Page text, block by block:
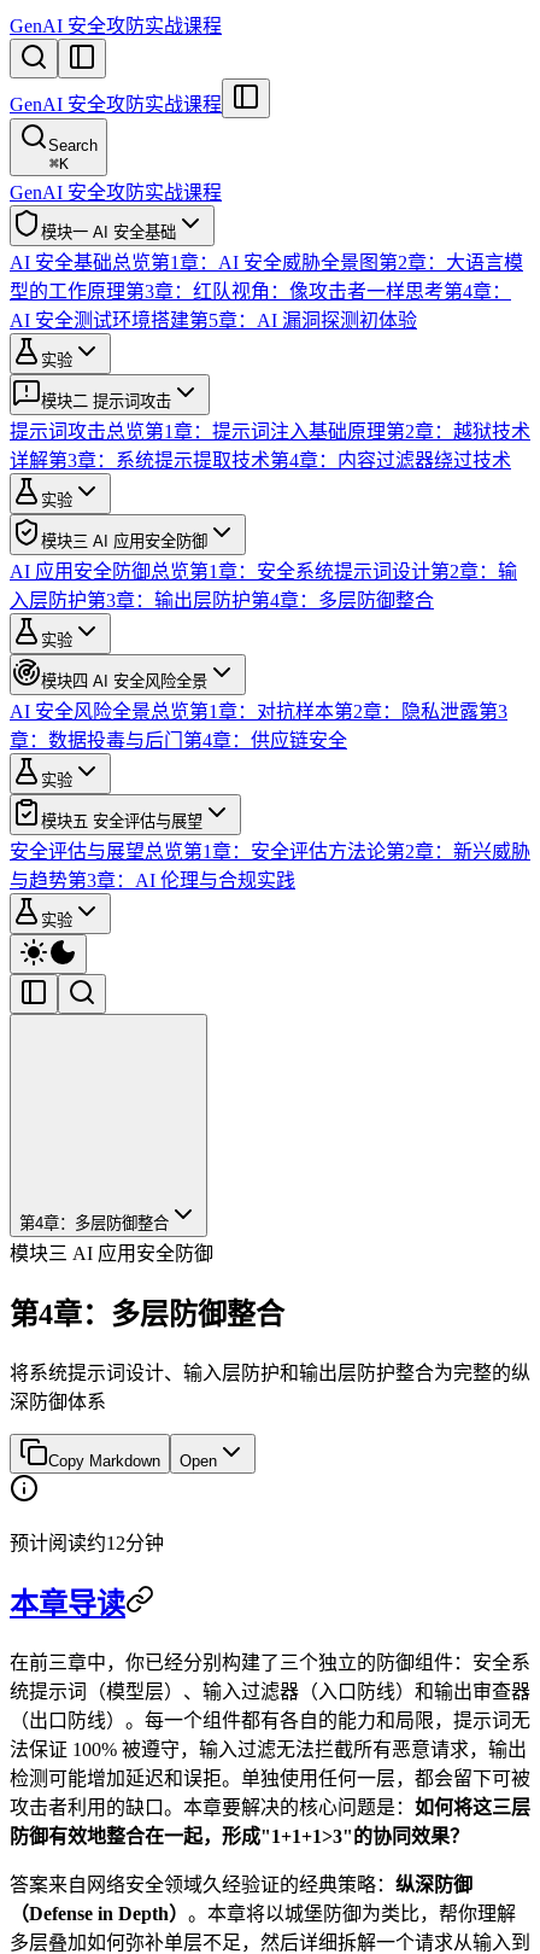
GenAI 安全攻防实战课程
GenAI 安全攻防实战课程
Search
⌘K
GenAI 安全攻防实战课程
模块一 AI 安全基础
AI 安全基础总览第1章：AI 安全威胁全景图 第2章：大语言模
型的工作原理第3章：红队视角：像攻击者一样思考第4章：
AI 安全测试环境搭建第5章：AI 漏洞探测初体验
实验
模块二 提示词攻击
提示词攻击总览第1章：提示词注入基础原理第2章：越狱技术
详解第3章：系统提示提取技术第4章：内容过滤器绕过技术
实验
模块三 AI 应用安全防御
AI 应用安全防御总览第1章：安全系统提示词设计第2章：输
入层防护第3章：输出层防护第4章：多层防御整合
实验
模块四 AI 安全风险全景
AI 安全风险全景总览第1章：对抗样本第2章：隐私泄露第3
章：数据投毒与后门 第4章：供应链安全
实验
模块五 安全评估与展望
安全评估与展望总览第1章：安全评估方法论第2章：新兴威胁
与趋势第3章：AI 伦理与合规实践
实验
第4章：多层防御整合
模块三 AI 应用安全防御
第4章：多层防御整合
将系统提示词设计、输入层防护和输出层防护整合为完整的纵
深防御体系
Copy Markdown Open
预计阅读约12分钟
本章导读
在前三章中，你已经分别构建了三个独立的防御组件：安全系
统提示词（模型层）、输入过滤器（入口防线）和输出审查器
（出口防线）。每一个组件都有各自的能力和局限，提示词无
法保证 100% 被遵守，输入过滤无法拦截所有恶意请求，输出
检测可能增加延迟和误拒。单独使用任何一层，都会留下可被
攻击者利用的缺口。本章要解决的核心问题是： 如何将这三层
防御有效地整合在一起，形成"1+1+1>3"的协同效果？
答案来自网络安全领域久经验证的经典策略： 纵深防御
（Defense in Depth） 。本章将以城堡防御为类比，帮你理解
多层叠加如何弥补单层不足，然后详细拆解一个请求从输入到